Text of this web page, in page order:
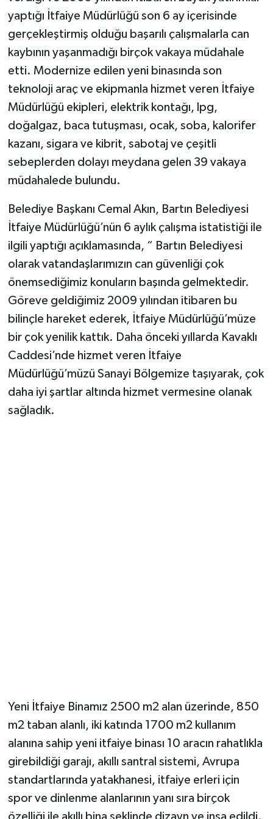
yaptığı İtfaiye Müdürlüğü son 6 ay içerisinde
gerçekleştirmiş olduğu başarılı çalışmalarla can
kaybının yaşanmadığı birçok vakaya müdahale
etti. Modernize edilen yeni binasında son
teknoloji araç ve ekipmanla hizmet veren İtfaiye
Müdürlüğü ekipleri, elektrik kontağı, lpg,
doğalgaz, baca tutuşması, ocak, soba, kalorifer
kazanı, sigara ve kibrit, sabotaj ve çeşitli
sebeplerden dolayı meydana gelen 39 vakaya
müdahalede bulundu.
Belediye Başkanı Cemal Akın, Bartın Belediyesi
İtfaiye Müdürlüğü’nün 6 aylık çalışma istatistiği ile
ilgili yaptığı açıklamasında, “ Bartın Belediyesi
olarak vatandaşlarımızın can güvenliği çok
önemsediğimiz konuların başında gelmektedir.
Göreve geldiğimiz 2009 yılından itibaren bu
bilinçle hareket ederek, İtfaiye Müdürlüğü’müze
bir çok yenilik kattık. Daha önceki yıllarda Kavaklı
Caddesi’nde hizmet veren İtfaiye
Müdürlüğü’müzü Sanayi Bölgemize taşıyarak, çok
daha iyi şartlar altında hizmet vermesine olanak
sağladık.
Yeni İtfaiye Binamız 2500 m2 alan üzerinde, 850
m2 taban alanlı, iki katında 1700 m2 kullanım
alanına sahip yeni itfaiye binası 10 aracın rahatlıkla
girebildiği garajı, akıllı santral sistemi, Avrupa
standartlarında yatakhanesi, itfaiye erleri için
spor ve dinlenme alanlarının yanı sıra birçok
özelliği ile akıllı bina şeklinde dizayn ve inşa edildi.